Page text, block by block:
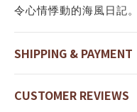
令心情悸動的海風日記。
SHIPPING & PAYMENT
CUSTOMER REVIEWS